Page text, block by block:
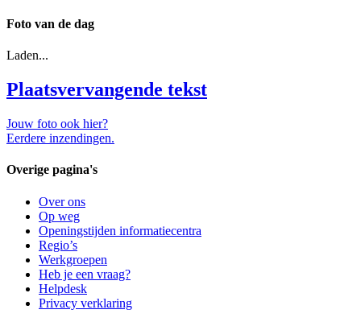
Foto van de dag
Laden...
Plaatsvervangende tekst
Jouw foto ook hier?
Eerdere inzendingen.
Overige pagina's
Over ons
Op weg
Openingstijden informatiecentra
Regio’s
Werkgroepen
Heb je een vraag?
Helpdesk
Privacy verklaring